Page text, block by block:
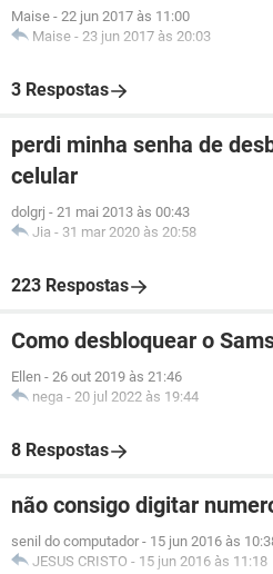
Maise - 22 jun 2017 às 11:00
Maise - 23 jun 2017 às 20:03
3 Respostas
perdi minha senha de
celular
dolgrj - 21 mai 2013 às 00:43
Jia - 31 mar 2020 às 20:58
223 Respostas
Como desbloquear o
Ellen - 26 out 2019 às 21:46
nega - 20 jul 2022 às 19:44
8 Respostas
não consigo digitar
senil do computador - 15 jun 2016 às
JESUS CRISTO - 15 jun 2016 às 11:18